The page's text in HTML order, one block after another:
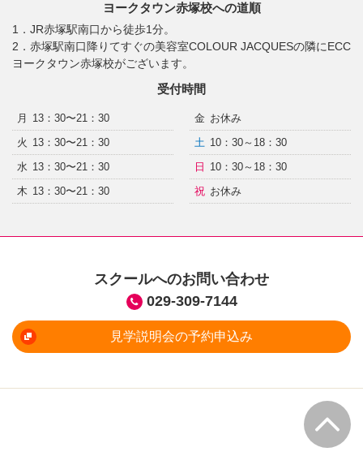
ヨークタウン赤塚校への道順
1．JR赤塚駅南口から徒歩1分。
2．赤塚駅南口降りてすぐの美容室COLOUR JACQUESの隣にECC
ヨークタウン赤塚校がございます。
受付時間
月
13：30〜21：30
火 13：30〜21：30
水 13：30〜21：30
木 13：30〜21：30
金 お休み
土 10：30～18：30
日
10：30～18：30
祝 お休み
スクールへのお問い合わせ
029-309-7144
見学説明会の予約申込み